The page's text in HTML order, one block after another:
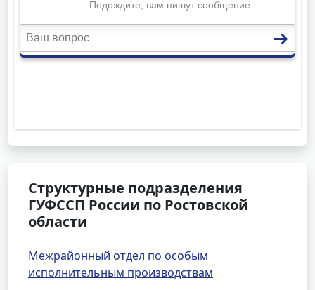
Структурные подразделения
ГУФССП России по Ростовской
области
Межрайонный отдел по особым
исполнительным производствам